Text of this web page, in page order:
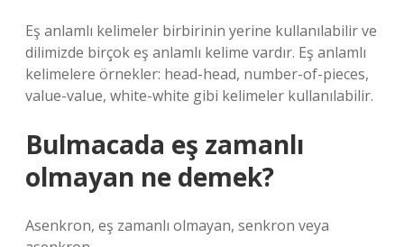
Eş anlamlı kelimeler birbirinin yerine kullanılabilir ve
dilimizde birçok eş anlamlı kelime vardır. Eş anlamlı
kelimelere örnekler: head-head, number-of-pieces,
value-value, white-white gibi kelimeler kullanılabilir.
Bulmacada eş zamanlı
olmayan ne demek?
Asenkron, eş zamanlı olmayan, senkron veya